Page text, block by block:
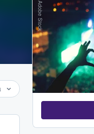
Adobe Stock